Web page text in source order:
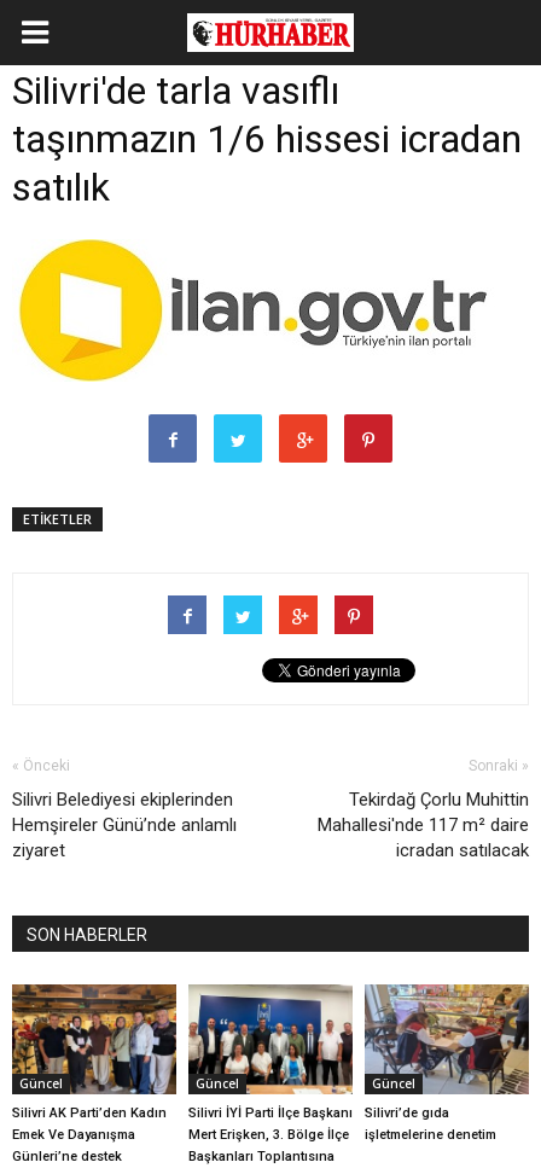
Silivri'de tarla vasıflı
taşınmazın 1/6 hissesi icradan
satılık
ETİKETLER
« Önceki
Silivri Belediyesi ekiplerinden
Hemşireler Günü’nde anlamlı
ziyaret
Sonraki »
Tekirdağ Çorlu Muhittin
Mahallesi'nde 117 m² daire
icradan satılacak
SON HABERLER
Güncel
Silivri AK Parti’den Kadın
Emek Ve Dayanışma
Günleri’ne destek
Güncel
Silivri İYİ Parti İlçe Başkanı
Mert Erişken, 3. Bölge İlçe
Başkanları Toplantısına
Güncel
Silivri’de gıda
işletmelerine denetim